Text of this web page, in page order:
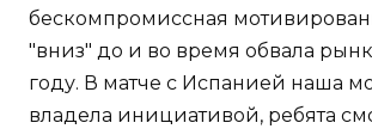
бескомпромиссная
"вниз" до и во время обвала
году. В матче с Испанией наша
владела инициативой, ребята